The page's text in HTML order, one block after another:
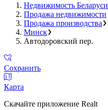
Недвижимость Беларуси
Продажа недвижимости
Продажа производства
Минск
Автодоровский пер.
Сохранить
Карта
Скачайте приложение Realt